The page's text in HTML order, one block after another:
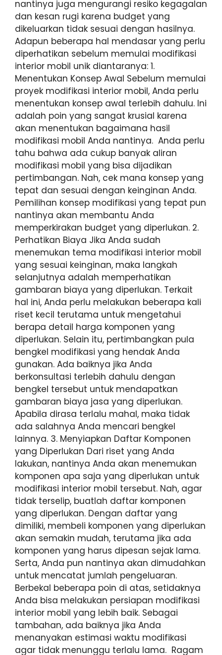
nantinya juga mengurangi resiko kegagalan
dan kesan rugi karena budget yang
dikeluarkan tidak sesuai dengan hasilnya.
Adapun beberapa hal mendasar yang perlu
diperhatikan sebelum memulai modifikasi
interior mobil unik diantaranya: 1.
Menentukan Konsep Awal Sebelum memulai
proyek modifikasi interior mobil, Anda perlu
menentukan konsep awal terlebih dahulu. Ini
adalah poin yang sangat krusial karena
akan menentukan bagaimana hasil
modifikasi mobil Anda nantinya. Anda perlu
tahu bahwa ada cukup banyak aliran
modifikasi mobil yang bisa dijadikan
pertimbangan. Nah, cek mana konsep yang
tepat dan sesuai dengan keinginan Anda.
Pemilihan konsep modifikasi yang tepat pun
nantinya akan membantu Anda
memperkirakan budget yang diperlukan. 2.
Perhatikan Biaya Jika Anda sudah
menemukan tema modifikasi interior mobil
yang sesuai keinginan, maka langkah
selanjutnya adalah memperhatikan
gambaran biaya yang diperlukan. Terkait
hal ini, Anda perlu melakukan beberapa kali
riset kecil terutama untuk mengetahui
berapa detail harga komponen yang
diperlukan. Selain itu, pertimbangkan pula
bengkel modifikasi yang hendak Anda
gunakan. Ada baiknya jika Anda
berkonsultasi terlebih dahulu dengan
bengkel tersebut untuk mendapatkan
gambaran biaya jasa yang diperlukan.
Apabila dirasa terlalu mahal, maka tidak
ada salahnya Anda mencari bengkel
lainnya. 3. Menyiapkan Daftar Komponen
yang Diperlukan Dari riset yang Anda
lakukan, nantinya Anda akan menemukan
komponen apa saja yang diperlukan untuk
modifikasi interior mobil tersebut. Nah, agar
tidak terselip, buatlah daftar komponen
yang diperlukan. Dengan daftar yang
dimiliki, membeli komponen yang diperlukan
akan semakin mudah, terutama jika ada
komponen yang harus dipesan sejak lama.
Serta, Anda pun nantinya akan dimudahkan
untuk mencatat jumlah pengeluaran.
Berbekal beberapa poin di atas, setidaknya
Anda bisa melakukan persiapan modifikasi
interior mobil yang lebih baik. Sebagai
tambahan, ada baiknya jika Anda
menanyakan estimasi waktu modifikasi
agar tidak menunggu terlalu lama. Ragam